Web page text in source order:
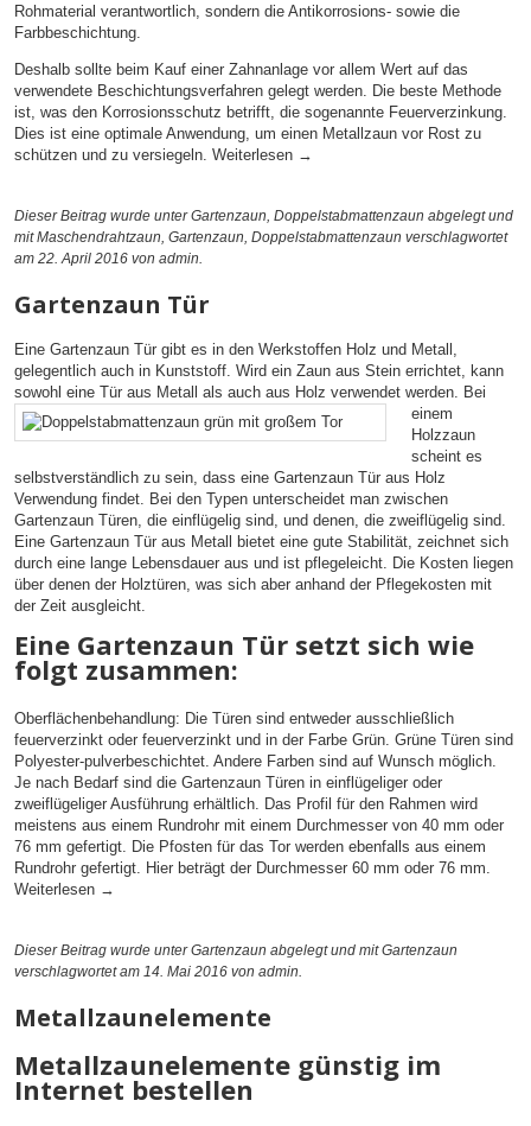
Rohmaterial verantwortlich, sondern die Antikorrosions- sowie die
Farbbeschichtung.
Deshalb sollte beim Kauf einer Zahnanlage vor allem Wert auf das
verwendete Beschichtungsverfahren gelegt werden. Die beste Methode
ist, was den Korrosionsschutz betrifft, die sogenannte Feuerverzinkung.
Dies ist eine optimale Anwendung, um einen Metallzaun vor Rost zu
schützen und zu versiegeln. Weiterlesen →
Dieser Beitrag wurde unterGartenzaun, Doppelstabmattenzaun abgelegt und
mitMaschendrahtzaun, Gartenzaun, Doppelstabmattenzaun verschlagwortet
am 22. April 2016 von admin.
Gartenzaun Tür
Eine Gartenzaun Tür gibt es in den Werkstoffen Holz und Metall,
gelegentlich auch in Kunststoff. Wird ein Zaun aus Stein errichtet, kann
sowohl eine Tür aus Metall als auch aus Holz verwendet werden. Bei
einem
Holzzaun
scheint es
selbstverständlich zu sein, dass eine Gartenzaun Tür aus Holz
Verwendung findet. Bei den Typen unterscheidet man zwischen
Gartenzaun Türen, die einflügelig sind, und denen, die zweiflügelig sind.
Eine Gartenzaun Tür aus Metall bietet eine gute Stabilität, zeichnet sich
durch eine lange Lebensdauer aus und ist pflegeleicht. Die Kosten liegen
über denen der Holztüren, was sich aber anhand der Pflegekosten mit
der Zeit ausgleicht.
Eine Gartenzaun Tür setzt sich wie
folgt zusammen:
Oberflächenbehandlung: Die Türen sind entweder ausschließlich
feuerverzinkt oder feuerverzinkt und in der Farbe Grün. Grüne Türen sind
Polyester-pulverbeschichtet. Andere Farben sind auf Wunsch möglich.
Je nach Bedarf sind die Gartenzaun Türen in einflügeliger oder
zweiflügeliger Ausführung erhältlich. Das Profil für den Rahmen wird
meistens aus einem Rundrohr mit einem Durchmesser von 40 mm oder
76 mm gefertigt. Die Pfosten für das Tor werden ebenfalls aus einem
Rundrohr gefertigt. Hier beträgt der Durchmesser 60 mm oder 76 mm.
Weiterlesen →
Dieser Beitrag wurde unterGartenzaun abgelegt und mitGartenzaun
verschlagwortet am 14. Mai 2016 von admin.
Metallzaunelemente
Metallzaunelemente günstig im
Internet bestellen